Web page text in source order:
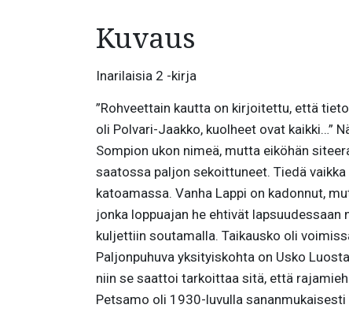
Kuvaus
Inarilaisia 2 -kirja
”Rohveettain kautta on kirjoitettu, että
oli Polvari-Jaakko, kuolheet ovat kaikki…”
Sompion ukon nimeä, mutta eiköhän
saatossa paljon sekoittuneet. Tiedä
katoamassa. Vanha Lappi on kadonnut,
jonka loppuajan he ehtivät
kuljettiin soutamalla. Taikausko oli
Paljonpuhuva yksityiskohta on Usko
niin se saattoi tarkoittaa sitä, että
Petsamo oli 1930-luvulla sananmukaisesti